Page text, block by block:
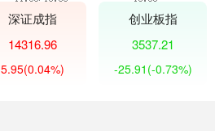
深证成指
14316.96
5.95(0.04%)
创业板指
3537.21
-25.91 (-0.73%)